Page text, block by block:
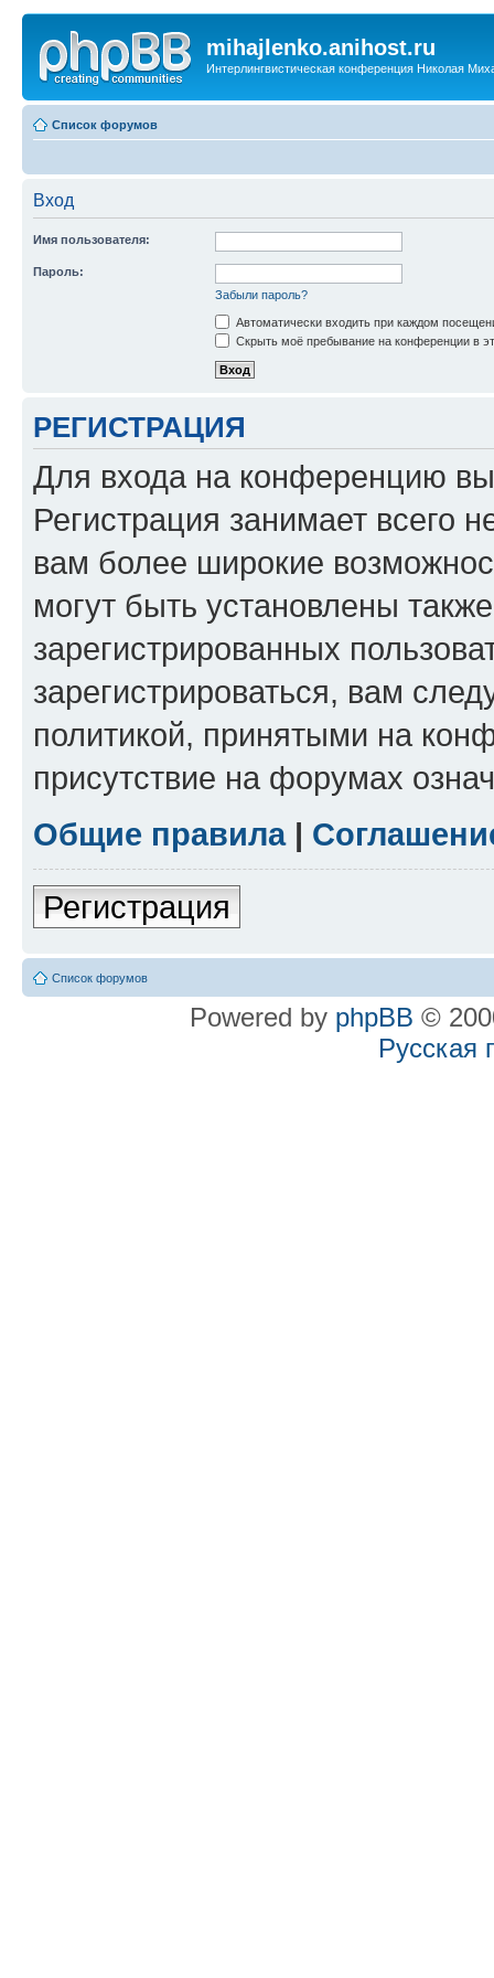
mihajlenko.anihost.ru
Интерлингвистическая конференция Николая
Список форумов
Вход
Имя пользователя:
Пароль:
Забыли пароль?
Автоматически входить при каждом
Скрыть моё пребывание на конференции в
РЕГИСТРАЦИЯ
Для входа на конференцию
Регистрация занимает всего
вам более широкие
могут быть установлены
зарегистрированных
зарегистрироваться, вам
политикой, принятыми на
присутствие на форумах
Общие правила|
Регистрация
Список форумов
Powered by phpBB ©
Русская